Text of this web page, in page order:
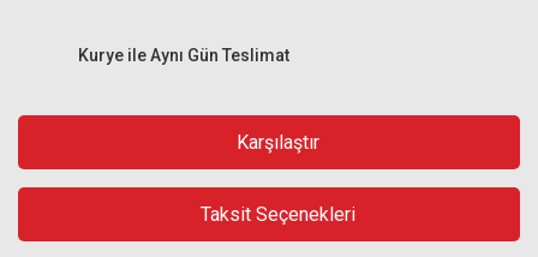
Kurye ile Aynı Gün Teslimat
Karşılaştır
Taksit Seçenekleri